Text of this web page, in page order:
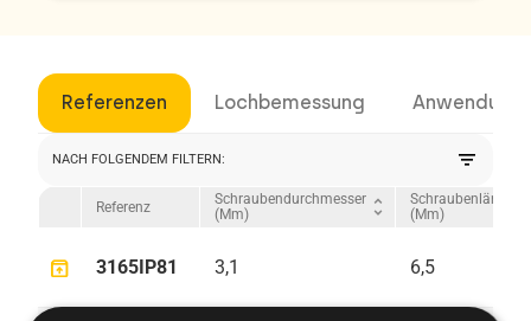
Referenzen Lochbemessung
NACH FOLGENDEM FILTERN: filter_list
Referenz
Schraubendurchmesser
(mm)
unfold_more
Schraubenlänge
(mm)
unarchive 3165IP81 3,1 6,5